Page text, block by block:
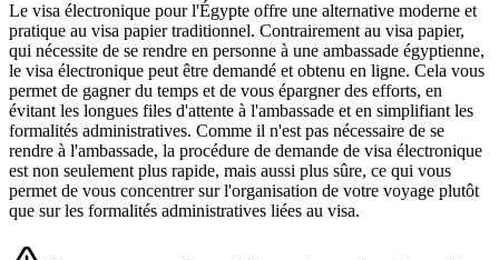
Le visa électronique pour l'Égypte offre une alternative moderne et
pratique au visa papier traditionnel. Contrairement au visa papier,
qui nécessite de se rendre en personne à une ambassade égyptienne,
le visa électronique peut être demandé et obtenu en ligne. Cela vous
permet de gagner du temps et de vous épargner des efforts, en
évitant les longues files d'attente à l'ambassade et en simplifiant les
formalités administratives. Comme il n'est pas nécessaire de se
rendre à l'ambassade, la procédure de demande de visa électronique
est non seulement plus rapide, mais aussi plus sûre, ce qui vous
permet de vous concentrer sur l'organisation de votre voyage plutôt
que sur les formalités administratives liées au visa.